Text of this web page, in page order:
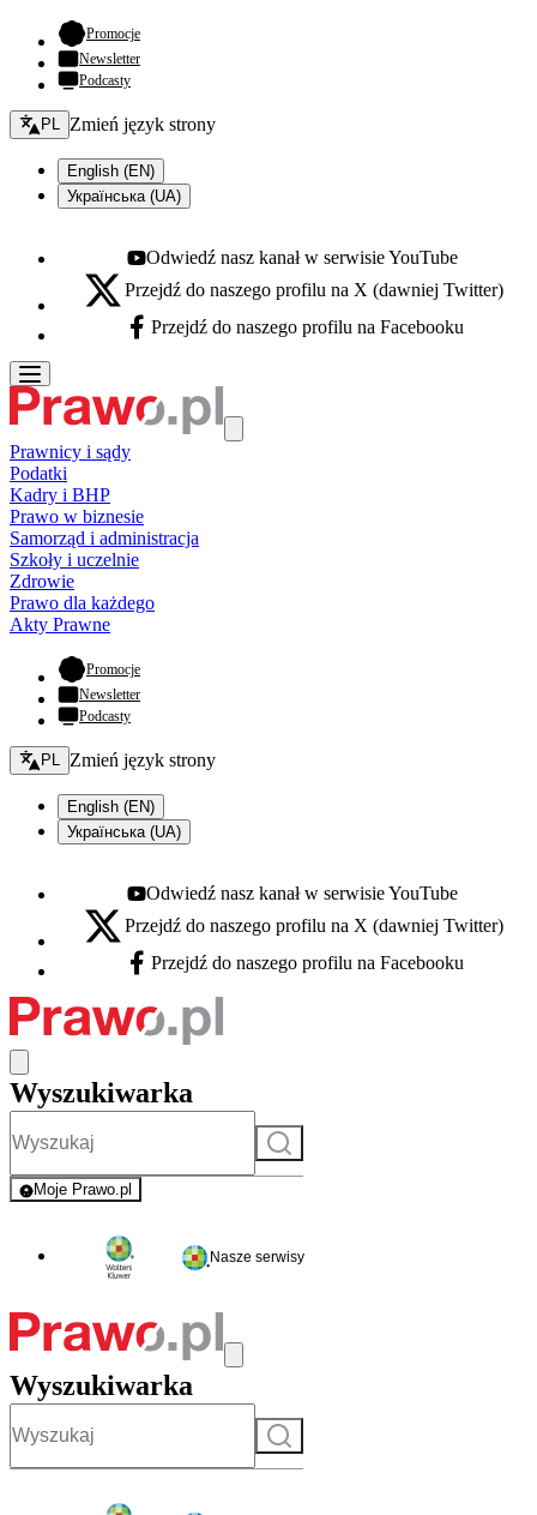
Promocje- otwiera się w nowej karcie
Newsletter
Podcasty
Zmień język - bieżący:
PL Zmień język strony
English (EN)
Українська (UA)
Youtube - otwiera się w nowej karcie
Odwiedź nasz kanał w serwisie YouTube
X - otwiera się w nowej karcie
Przejdź do naszego profilu na X (dawniej Twitter)
Facebook - otwiera się w nowej karcie
Przejdź do naszego profilu na Facebooku
Prawnicy i sądy
Podatki
Kadry i BHP
Prawo w biznesie
Samorząd i administracja
Szkoły i uczelnie
Zdrowie
Prawo dla każdego
Akty Prawne
Promocje- otwiera się w nowej karcie
Newsletter
Podcasty
Zmień język - bieżący:
PL Zmień język strony
English (EN)
Українська (UA)
Youtube - otwiera się w nowej karcie
Odwiedź nasz kanał w serwisie YouTube
X - otwiera się w nowej karcie
Przejdź do naszego profilu na X (dawniej Twitter)
Facebook - otwiera się w nowej karcie
Przejdź do naszego profilu na Facebooku
Wyszukiwarka
Szukaj
Moje Prawo.pl
- rejestracja i logowanie do serwisu
Nasze serwisy
Wyszukiwarka
Szukaj